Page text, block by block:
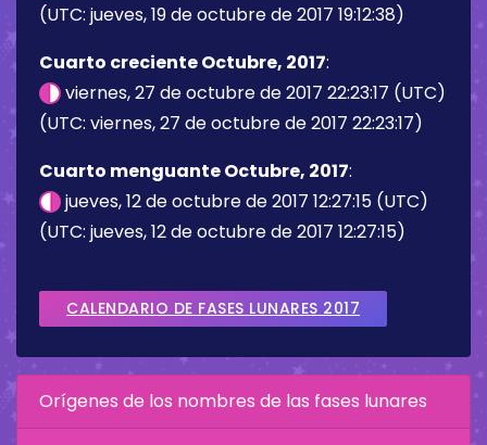
(UTC: jueves, 19 de octubre de 2017 19:12:38)
Cuarto creciente Octubre, 2017:
viernes, 27 de octubre de 2017 22:23:17 (UTC)
(UTC: viernes, 27 de octubre de 2017 22:23:17)
Cuarto menguante Octubre, 2017:
jueves, 12 de octubre de 2017 12:27:15 (UTC)
(UTC: jueves, 12 de octubre de 2017 12:27:15)
CALENDARIO DE FASES LUNARES 2017
Orígenes de los nombres de las fases lunares